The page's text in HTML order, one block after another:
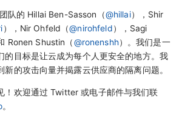
队的 Hillai Ben-Sasson（@hillai），Shir
），Nir Ohfeld（@nirohfeld），Sagi
Ronen Shustin（@ronenshh）。我们是一
的目标是让云成为每个人更安全的地方。我
的攻击向量并揭露云供应商的隔离问题。
！欢迎通过 Twitter 或电子邮件与我们联
。